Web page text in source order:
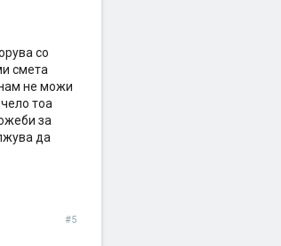
со
смета
не можи
тоа
за
да
#5